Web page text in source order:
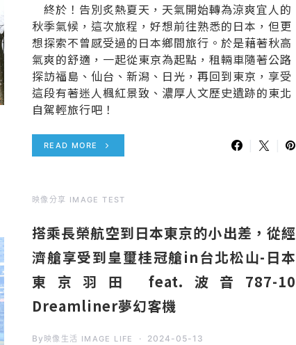
終於！告別炙熱夏天，天氣開始轉為涼爽宜人的
秋季氣候，這次旅程，好想前往熟悉的日本，但更
想探索不曾感受過的日本鄉間旅行。於是藉著秋高
氣爽的舒適，一起從東京為起點，租輛車隨著公路
探訪福島、仙台、新潟、日光，再回到東京，享受
這段有著迷人楓紅景致、濃厚人文歷史遺跡的東北
自駕輕旅行吧！
READ MORE
映像分享 IMAGE TEST
搭乘長榮航空到日本東京的小出差，從經
濟艙享受到皇璽桂冠艙in台北松山-日本
東京羽田 feat.波音787-10
Dreamliner夢幻客機
By 映像生活 IMAGE LIFE 2024-05-13